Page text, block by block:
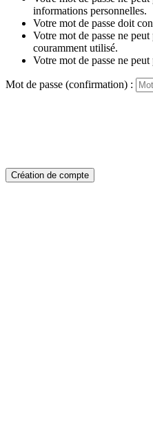
informations personnelles.
Votre mot de passe doit
Votre mot de passe ne
couramment utilisé.
Votre mot de passe ne
Mot de passe (confirmation) :
Création de compte